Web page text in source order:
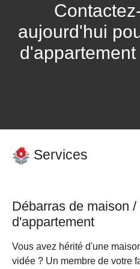
aujourd'hui
Services
Débarras de maison
d'appartement
Vous avez hérité d'une
vidée ? Un membre de votre